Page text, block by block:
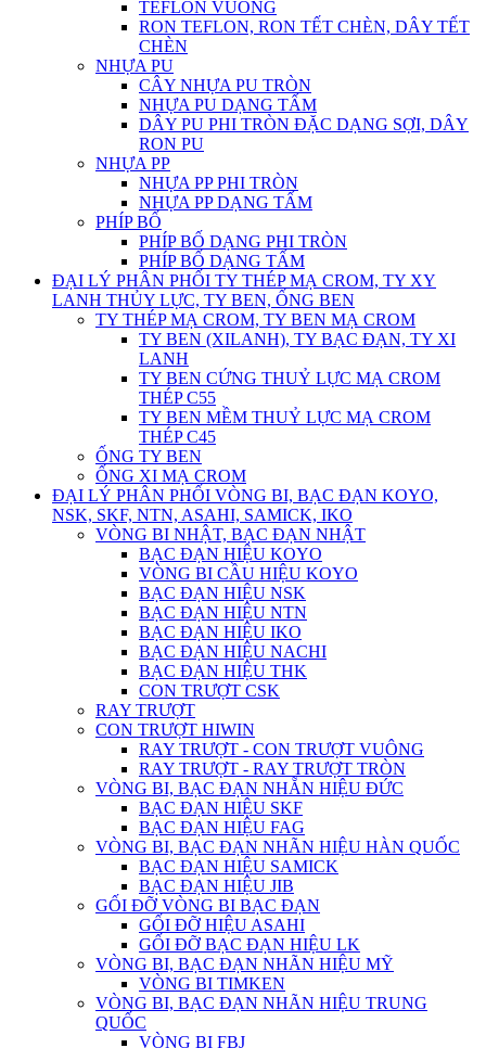
TEFLON VUÔNG
RON TEFLON, RON TẾT CHÈN, DÂY TẾT
CHÈN
NHỰA PU
CÂY NHỰA PU TRÒN
NHỰA PU DẠNG TẤM
DÂY PU PHI TRÒN ĐẶC DẠNG SỢI, DÂY
RON PU
NHỰA PP
NHỰA PP PHI TRÒN
NHỰA PP DẠNG TẤM
PHÍP BỐ
PHÍP BỐ DẠNG PHI TRÒN
PHÍP BỐ DẠNG TẤM
ĐẠI LÝ PHÂN PHỐI TY THÉP MẠ CROM, TY XY
LANH THỦY LỰC, TY BEN, ỐNG BEN
TY THÉP MẠ CROM, TY BEN MẠ CROM
TY BEN (XILANH), TY BẠC ĐẠN, TY XI
LANH
TY BEN CỨNG THUỶ LỰC MẠ CROM
THÉP C55
TY BEN MỀM THUỶ LỰC MẠ CROM
THÉP C45
ỐNG TY BEN
ỐNG XI MẠ CROM
ĐẠI LÝ PHÂN PHỐI VÒNG BI, BẠC ĐẠN KOYO,
NSK, SKF, NTN, ASAHI, SAMICK, IKO
VÒNG BI NHẬT, BẠC ĐẠN NHẬT
BẠC ĐẠN HIỆU KOYO
VÒNG BI CẦU HIỆU KOYO
BẠC ĐẠN HIỆU NSK
BẠC ĐẠN HIỆU NTN
BẠC ĐẠN HIỆU IKO
BẠC ĐẠN HIỆU NACHI
BẠC ĐẠN HIỆU THK
CON TRƯỢT CSK
RAY TRƯỢT
CON TRƯỢT HIWIN
RAY TRƯỢT - CON TRƯỢT VUÔNG
RAY TRƯỢT - RAY TRƯỢT TRÒN
VÒNG BI, BẠC ĐẠN NHẴN HIỆU ĐỨC
BẠC ĐẠN HIỆU SKF
BẠC ĐẠN HIỆU FAG
VÒNG BI, BẠC ĐẠN NHÃN HIỆU HÀN QUỐC
BẠC ĐẠN HIỆU SAMICK
BẠC ĐẠN HIỆU JIB
GỐI ĐỠ VÒNG BI BẠC ĐẠN
GỐI ĐỠ HIỆU ASAHI
GỐI ĐỠ BẠC ĐẠN HIỆU LK
VÒNG BI, BẠC ĐẠN NHÃN HIỆU MỸ
VÒNG BI TIMKEN
VÒNG BI, BẠC ĐẠN NHÃN HIỆU TRUNG
QUỐC
VÒNG BI FBJ